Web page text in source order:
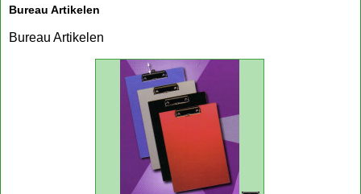
Bureau Artikelen
Bureau Artikelen